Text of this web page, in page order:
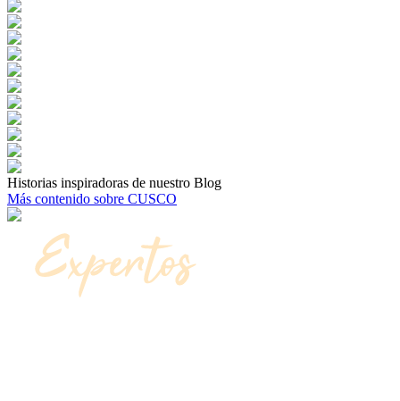
Historias inspiradoras de nuestro Blog
Más contenido sobre CUSCO